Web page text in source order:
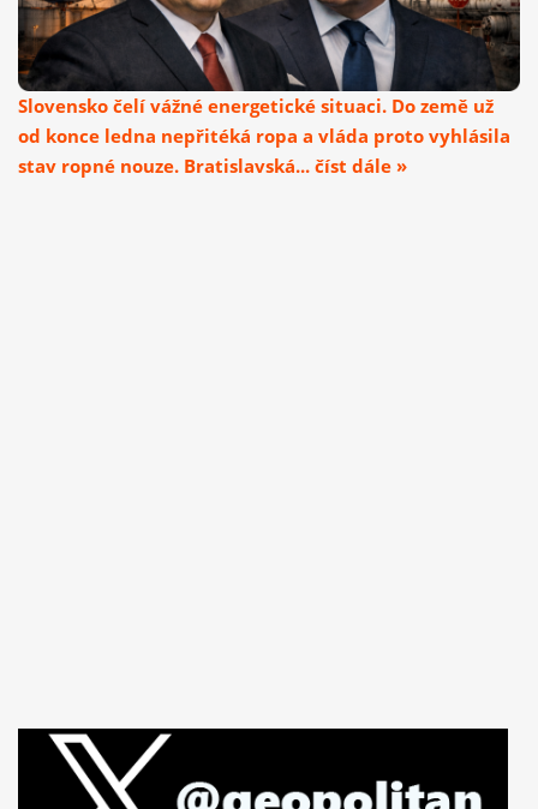
Slovensko čelí vážné energetické situaci. Do země už
od konce ledna nepřitéká ropa a vláda proto vyhlásila
stav ropné nouze. Bratislavská... číst dále »